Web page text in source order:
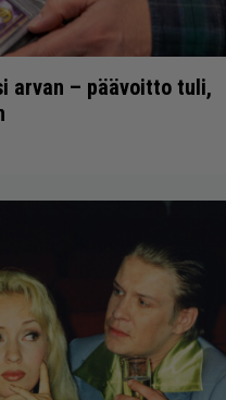
arvan – päävoitto tuli,